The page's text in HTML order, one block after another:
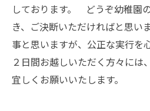
しております。 どうぞ幼稚園
き、ご決断いただければと思い
事と思いますが、公正な実行を
２日間お越しいただく方々には
宜しくお願いいたします。